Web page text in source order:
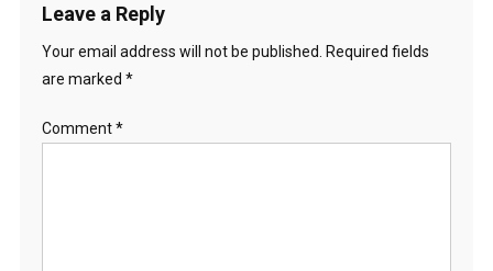
Leave a Reply
Your email address will not be published.
Required fields
are marked *
Comment*